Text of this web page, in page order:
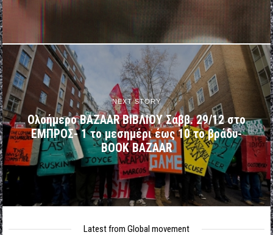
NEXT STORY
Ολοήμερο BAZAAR ΒΙΒΛΙΟΥ Σαββ. 29/12 στο
ΕΜΠΡΟΣ- 1 το μεσημέρι έως 10 το βράδυ-
BOOK BAZAAR
Latest from Global movement